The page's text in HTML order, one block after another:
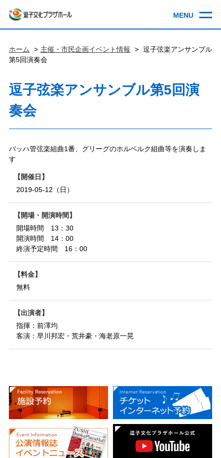
ホーム 主催・市民企画イベント情報
逗子弦楽アンサンブル
第5回演奏会
逗子弦楽アンサンブル第5回演
奏会
バッハ管弦楽組曲1番、グリーグのホルベルク組曲等を演奏しま
す
開催日
2019-05-12（日）
開場・開演時間
開場時間 13：30
開演時間 14：00
終演予定時間 16：00
料金
無料
出演者
指揮：前澤均
客演：早川邦宏・荒井豪・海老原一晃